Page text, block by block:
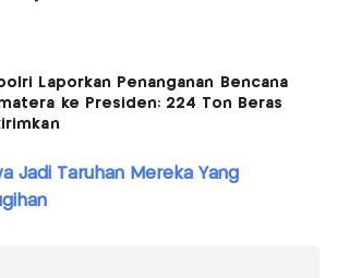
Laporkan Penanganan Bencana
ke Presiden: 224 Ton Beras
Jadi Taruhan Mereka Yang